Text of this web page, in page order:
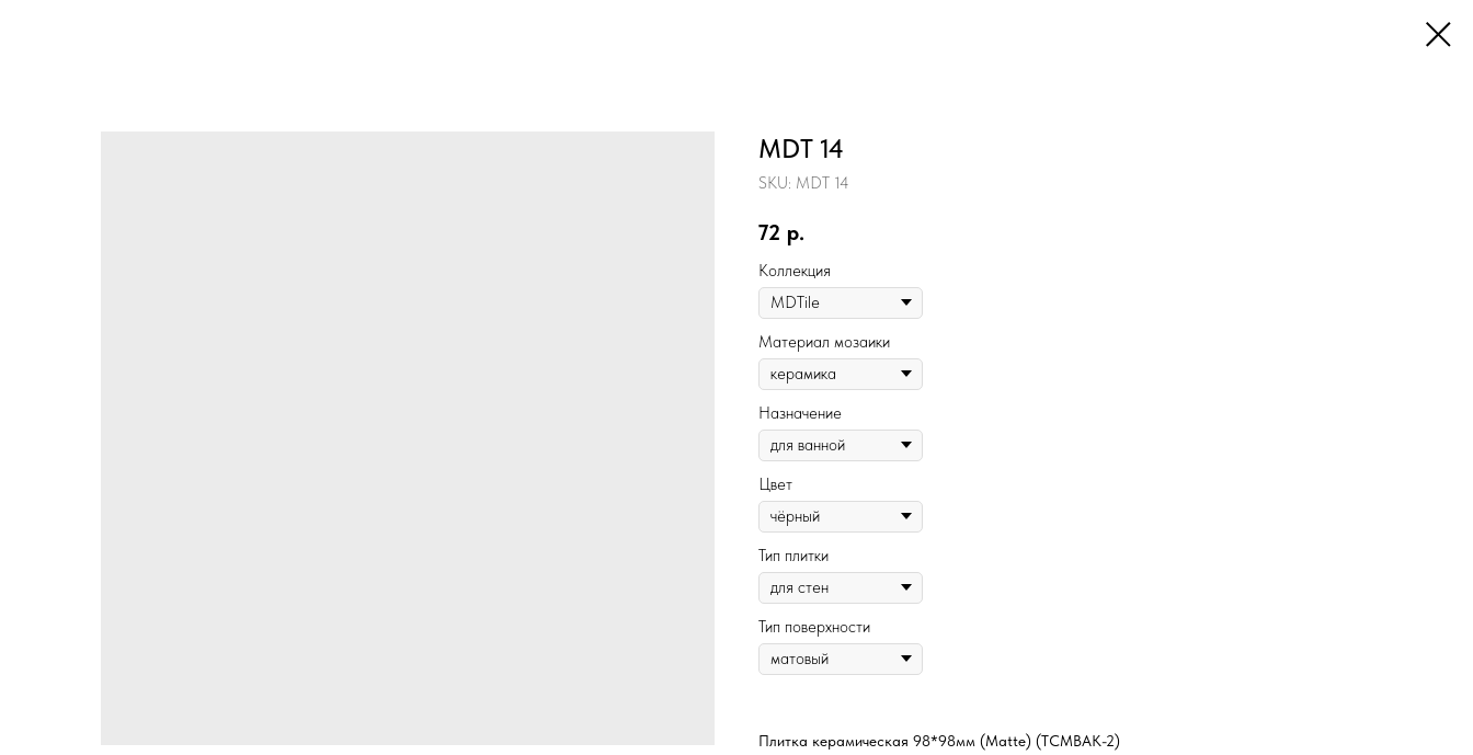
MDT 14
SKU: MDT 14
72 р.
Коллекция
Материал мозаики
Назначение
Цвет
Тип плитки
Тип поверхности
Плитка керамическая 98*98мм (Matte) (TCMBAK-2)